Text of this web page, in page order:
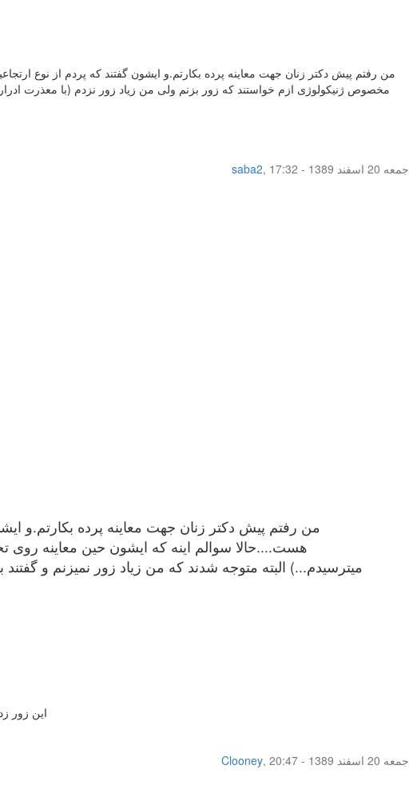
من رفتم پیش دکتر زنان جهت معاینه پرده بکارتم.و ایشون گفتند که پردم از نوع
مخصوص ژنیکولوژی ازم خواستند که زور بزنم ولی من زیاد زور نزدم (با معذرت
saba2,
جمعه 20 اسفند 1389 - 17:32
من رفتم پیش دکتر زنان جهت معاینه پرده بکارتم.و
هست....حالا سوالم اینه که ایشون حین معاینه
میترسیدم...) البته متوجه شدند که من زیاد زور نمیزنم و
این زور
Clooney,
جمعه 20 اسفند 1389 - 20:47